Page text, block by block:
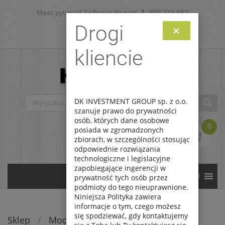
Skip to content
Masz pytanie? Zadzwoń do nas! 693 713 987
Zaloguj
0
Sklep / Modele do sklejania
Drogi
kliencie
×
DK INVESTMENT GROUP sp. z o.o.
szanuje prawo do prywatności
osób, których dane osobowe
posiada w zgromadzonych
zbiorach, w szczególności stosując
odpowiednie rozwiązania
technologiczne i legislacyjne
zapobiegające ingerencji w
prywatność tych osób przez
podmioty do tego nieuprawnione.
Niniejsza Polityka zawiera
informacje o tym, czego możesz
się spodziewać, gdy kontaktujemy